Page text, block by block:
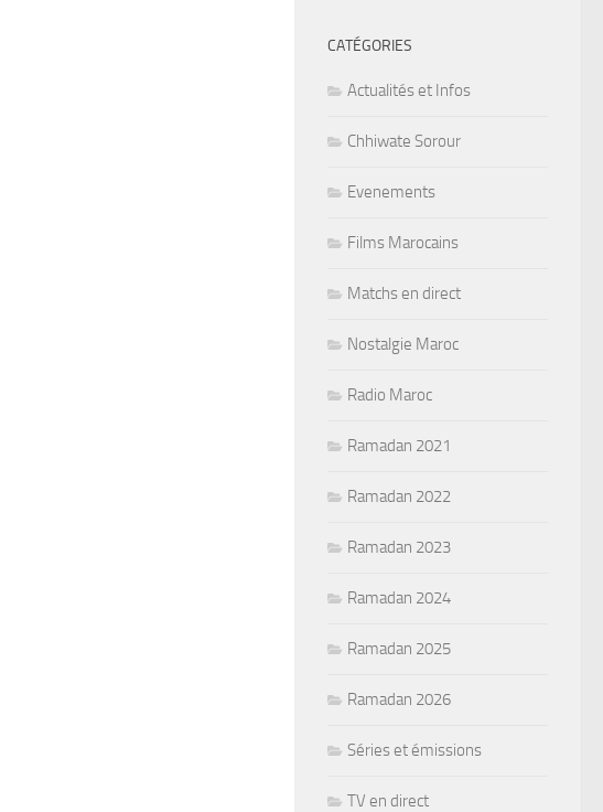
CATÉGORIES
Actualités et Infos
Chhiwate Sorour
Evenements
Films Marocains
Matchs en direct
Nostalgie Maroc
Radio Maroc
Ramadan 2021
Ramadan 2022
Ramadan 2023
Ramadan 2024
Ramadan 2025
Ramadan 2026
Séries et émissions
TV en direct